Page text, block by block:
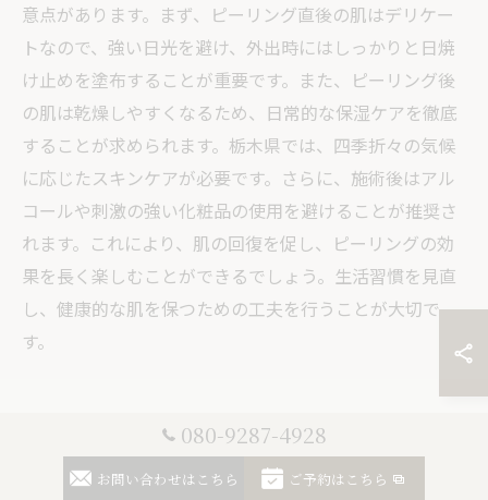
意点があります。まず、ピーリング直後の肌はデリケー
トなので、強い日光を避け、外出時にはしっかりと日焼
け止めを塗布することが重要です。また、ピーリング後
の肌は乾燥しやすくなるため、日常的な保湿ケアを徹底
することが求められます。栃木県では、四季折々の気候
に応じたスキンケアが必要です。さらに、施術後はアル
コールや刺激の強い化粧品の使用を避けることが推奨さ
れます。これにより、肌の回復を促し、ピーリングの効
果を長く楽しむことができるでしょう。生活習慣を見直
し、健康的な肌を保つための工夫を行うことが大切で
す。
自然由来のエステ施術でニキビ改
善を目指す栃木県のハーブピーリ
080-9287-4928
お問い合わせはこちら ご予約はこちら